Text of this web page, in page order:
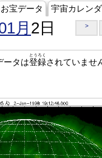
お宝データ 宇宙カレン
月 2日 >
ータは登録
とうろく
されていませ